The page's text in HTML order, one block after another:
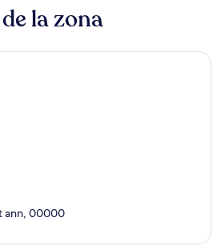
la zona
ann, 00000